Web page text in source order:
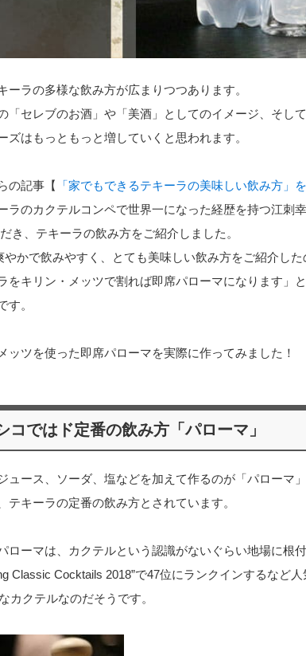
ーラの多様な飲み方が広まりつつあります。
「セレブのお酒」や「美酒」としてのイメージ、そし
はもっともっと増していくと思われます。
の記事【
「家でもできるテキーラの美味しい飲み方」
ラのカクテルコンペで世界一になった経歴を持つ江刺
き、テキーラの飲み方をご紹介しました。
やかで飲みやすく、とても美味しい飲み方をご紹介し
をキリン・メッツで割れば即席パローマになります」
す。
ッツを使った即席パローマを実際に作ってみました！
コではド定番の飲み方「パローマ」
ュース、ソーダ、塩などを加えて作るのが「パローマ」
テキーラの定番の飲み方とされています。
ローマは、カクテルという認識がないぐらい地場に根
Classic Cocktails 2018”で47位にランクインするなど人
カクテルなのだそうです。